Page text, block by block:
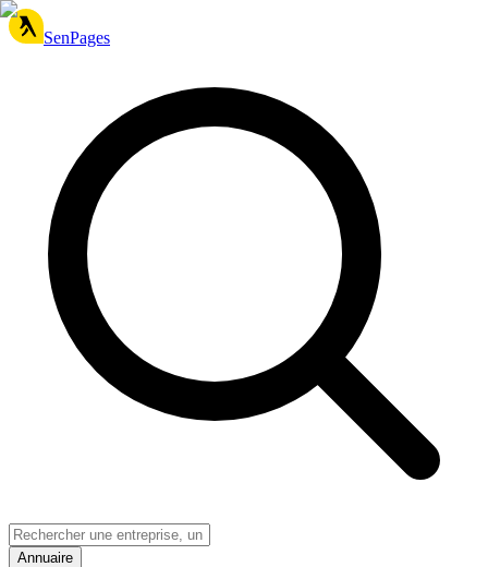
SenPages
Annuaire